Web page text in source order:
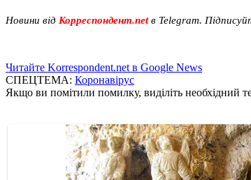
Новини від Корреспондент.netв Telegram.
Читайте Korrespondent.net в Google News
СПЕЦТЕМА: Коронавірус
Якщо ви помітили помилку, виділіть необхідний